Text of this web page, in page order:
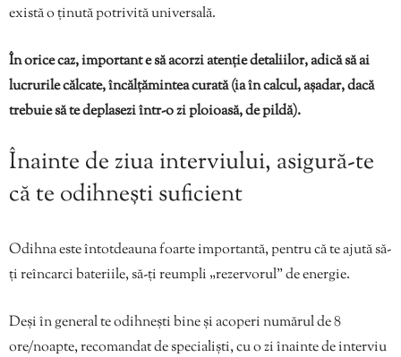
există o ținută potrivită universală.
În orice caz, important e să acorzi atenție detaliilor, adică să ai
lucrurile călcate, încălțămintea curată (ia în calcul, așadar, dacă
trebuie să te deplasezi într-o zi ploioasă, de pildă).
Înainte de ziua interviului, asigură-te
că te odihnești suficient
Odihna este întotdeauna foarte importantă, pentru că te ajută să-
ți reîncarci bateriile, să-ți reumpli „rezervorul” de energie.
Deși în general te odihnești bine și acoperi numărul de 8
ore/noapte, recomandat de specialiști, cu o zi înainte de interviu